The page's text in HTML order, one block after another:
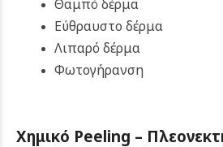
Θαμπό δέρμα
Εύθραυστο δέρμα
Λιπαρό δέρμα
Φωτογήρανση
Χημικό Peeling –